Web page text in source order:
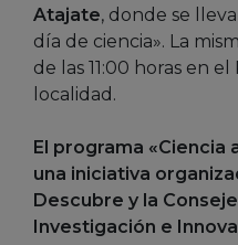
Atajate, donde se
día de ciencia». La
de las 11:00 horas en
localidad.
El programa «Ciencia
una iniciativa
Descubre y la
Investigación e